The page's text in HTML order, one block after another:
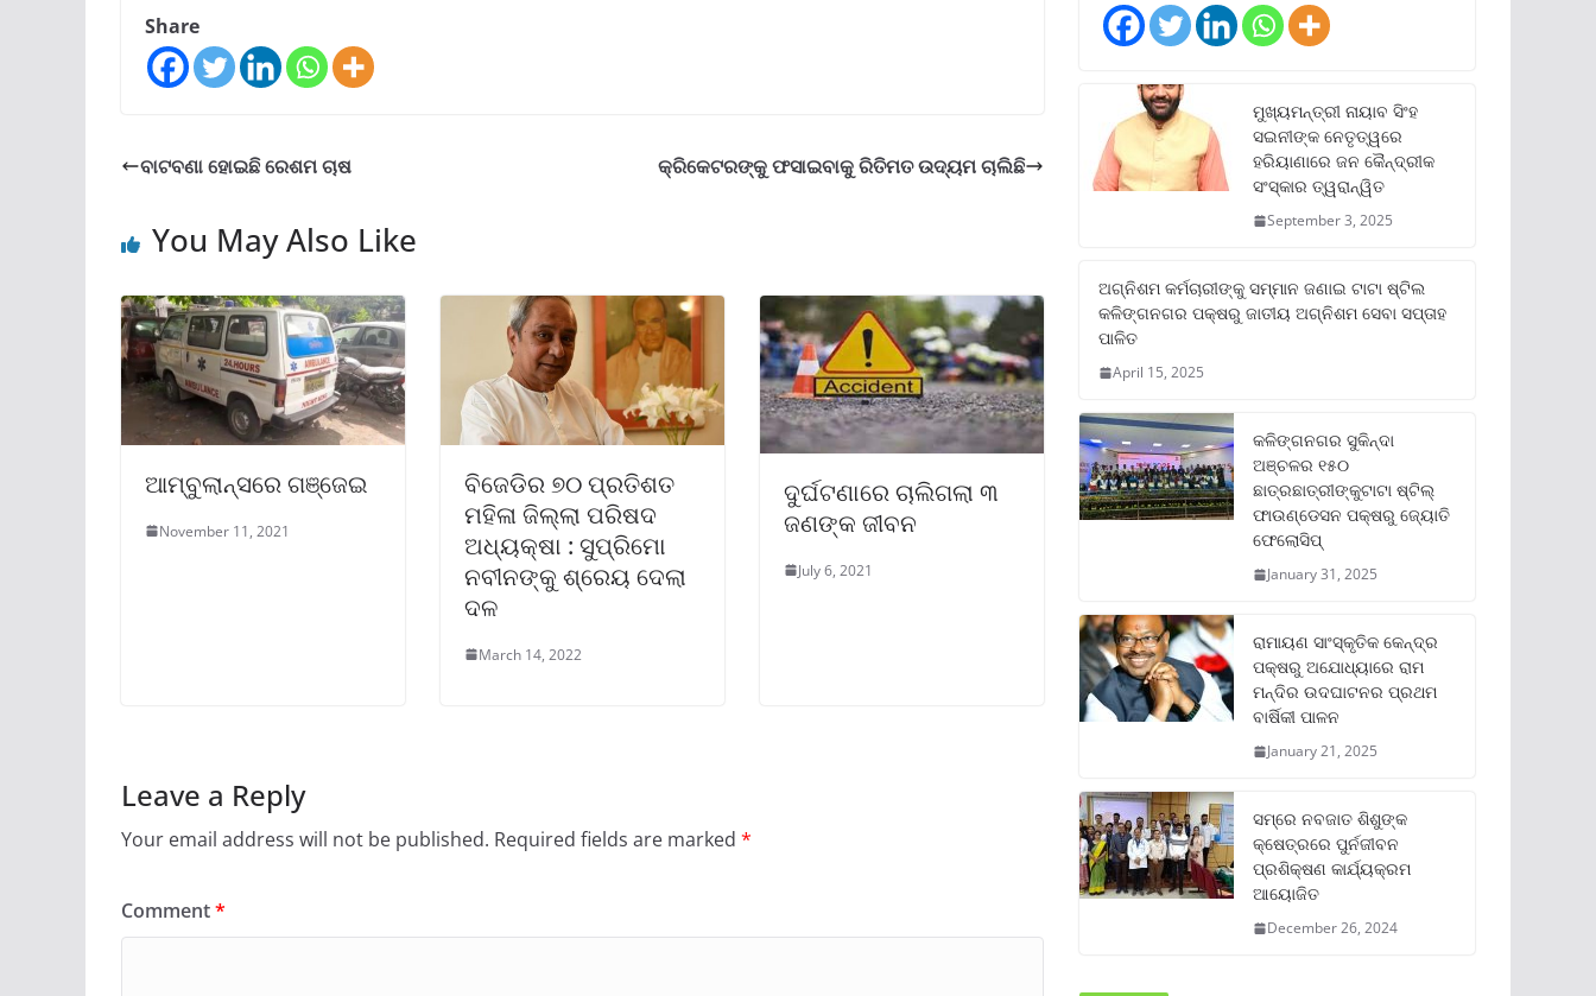
Share
ବାଟବଣା ହୋଇଛି ରେଶମ ଚାଷ କ୍ରିକେଟରଙ୍କୁ ଫସାଇବାକୁ ରିତିମତ ଉଦ୍ୟମ ଚାଲିଛି
You May Also Like
ଆମ୍ବୁଲାନ୍ସରେ ଗଞ୍ଜେଇ
November 11, 2021
ବିଜେଡିର ୭୦ ପ୍ରତିଶତ
ମହିଳା ଜିଲ୍ଲା ପରିଷଦ
ଅଧ୍ୟକ୍ଷା : ସୁପ୍ରିମୋ
ନବୀନଙ୍କୁ ଶ୍ରେୟ ଦେଲା
ଦଳ
March 14, 2022
ଦୁର୍ଘଟଣାରେ ଚାଲିଗଲା ୩
ଜଣଙ୍କ ଜୀବନ
July 6, 2021
Leave a Reply
Your email address will not be published. Required fields are marked *
Comment*
ମୁଖ୍ୟମନ୍ତ୍ରୀ ନାୟାବ ସିଂହ
ସଇନୀଙ୍କ ନେତୃତ୍ୱରେ
ହରିୟାଣାରେ ଜନ କୈନ୍ଦ୍ରୀକ
ସଂସ୍କାର ତ୍ୱରାନ୍ୱିତ
September 3, 2025
ଅଗ୍ନିଶମ କର୍ମଚାରୀଙ୍କୁ ସମ୍ମାନ ଜଣାଇ ଟାଟା ଷ୍ଟିଲ
କଳିଙ୍ଗନଗର ପକ୍ଷରୁ ଜାତୀୟ ଅଗ୍ନିଶମ ସେବା ସପ୍ତାହ
ପାଳିତ
April 15, 2025
କଳିଙ୍ଗନଗର ସୁକିନ୍ଦା
ଅଞ୍ଚଳର ୧୫୦
ଛାତ୍ରଛାତ୍ରୀଙ୍କୁଟାଟା ଷ୍ଟିଲ୍
ଫାଉଣ୍ଡେସନ ପକ୍ଷରୁ ଜ୍ୟୋତି
ଫେଲୋସିପ୍‌
January 31, 2025
ରାମାୟଣ ସାଂସ୍କୃତିକ କେନ୍ଦ୍ର
ପକ୍ଷରୁ ଅଯୋଧ୍ୟାରେ ରାମ
ମନ୍ଦିର ଉଦଘାଟନର ପ୍ରଥମ
ବାର୍ଷିକୀ ପାଳନ
January 21, 2025
ସମ୍‌ରେ ନବଜାତ ଶିଶୁଙ୍କ
କ୍ଷେତ୍ରରେ ପୁର୍ନଜୀବନ
ପ୍ରଶିକ୍ଷଣ କାର୍ଯ୍ୟକ୍ରମ
ଆୟୋଜିତ
December 26, 2024